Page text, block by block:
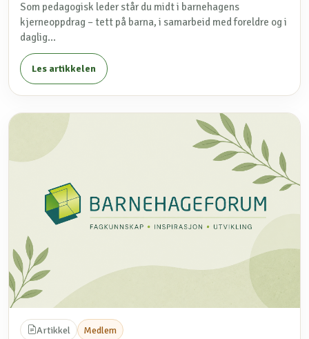
Som pedagogisk leder står du midt i barnehagens
kjerneoppdrag – tett på barna, i samarbeid med foreldre og i
daglig...
Les artikkelen
Artikkel Medlem